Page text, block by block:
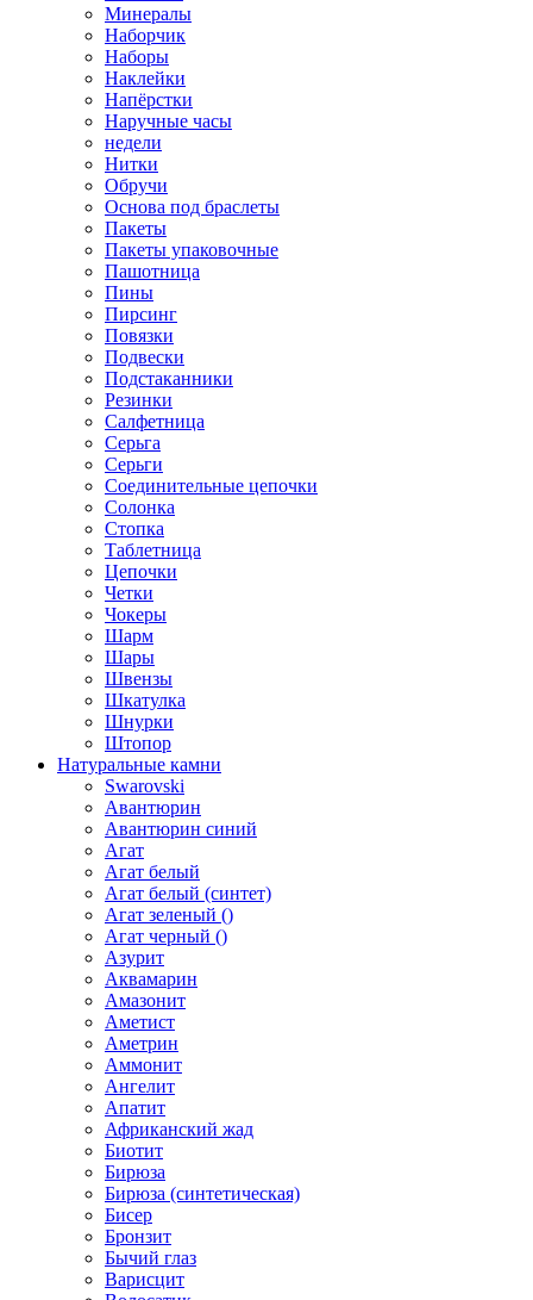
Минералы
Наборчик
Наборы
Наклейки
Напёрстки
Наручные часы
недели
Нитки
Обручи
Основа под браслеты
Пакеты
Пакеты упаковочные
Пашотница
Пины
Пирсинг
Повязки
Подвески
Подстаканники
Резинки
Салфетница
Серьга
Серьги
Соединительные цепочки
Солонка
Стопка
Таблетница
Цепочки
Четки
Чокеры
Шарм
Шары
Швензы
Шкатулка
Шнурки
Штопор
Натуральные камни
Swarovski
Авантюрин
Авантюрин синий
Агат
Агат белый
Агат белый (синтет)
Агат зеленый ()
Агат черный ()
Азурит
Аквамарин
Амазонит
Аметист
Аметрин
Аммонит
Ангелит
Апатит
Африканский жад
Биотит
Бирюза
Бирюза (синтетическая)
Бисер
Бронзит
Бычий глаз
Варисцит